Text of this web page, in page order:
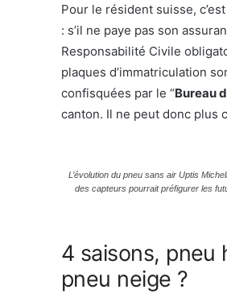
Pour le résident suisse,
: s’il ne paye pas son
Responsabilité Civile
plaques d’immatriculation
confisquées par le “Bureau
canton. Il ne peut donc plus
L’évolution du pneu sans air Uptis
des capteurs pourrait préfigurer les
4 saisons, pneu
pneu neige ?